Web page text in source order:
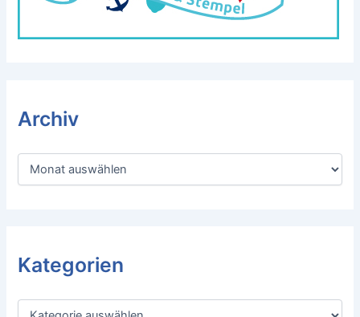
Archiv
A
Kategorien
K